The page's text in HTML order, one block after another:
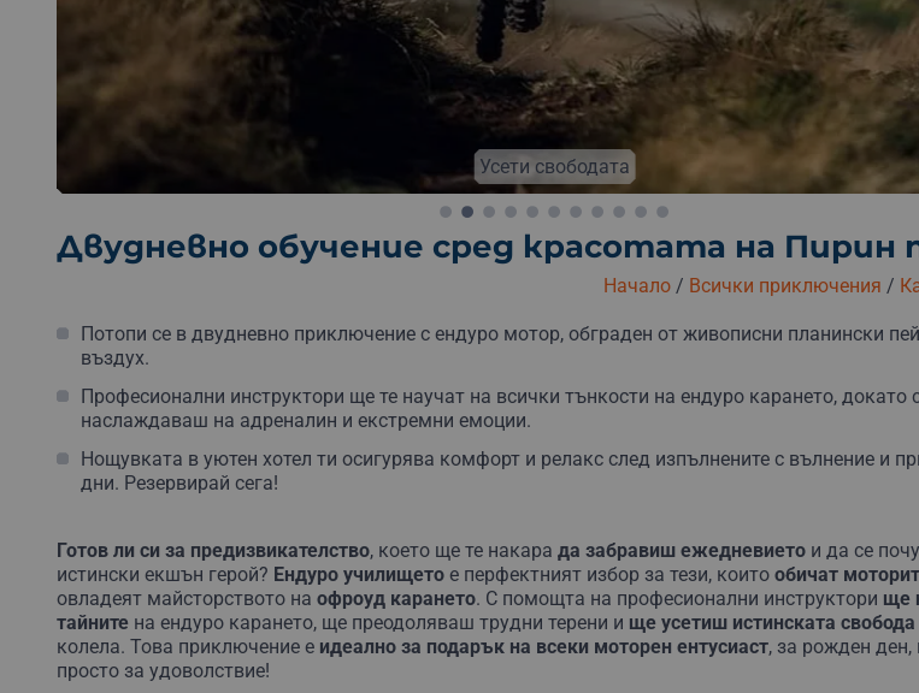
Усети свободата
Двудневно обучение сред красотата на Пирин
Начало/ Всички приключения /
Потопи се в двудневно приключение с ендуро мотор, обграден от живописни планински
въздух.
Професионални инструктори ще те научат на всички тънкости на ендуро карането, докато
наслаждаваш на адреналин и екстремни емоции.
Нощувката в уютен хотел ти осигурява комфорт и релакс след изпълнените с вълнение и
дни. Резервирай сега!
Готов ли си за предизвикателство, което ще те накара да забравиш ежедневието и да се
истински екшън герой? Ендуро училището е перфектният избор за тези, които обичат
овладеят майсторството на офроуд карането. С помощта на професионални инструктори ще
тайните на ендуро карането, ще преодоляваш трудни терени и ще усетиш истинската свобода
колела. Това приключение е идеално за подарък на всеки моторен ентусиаст, за рожден
просто за удоволствие!
Безплатна опаковка Безплатна замяна Безплатна доставка